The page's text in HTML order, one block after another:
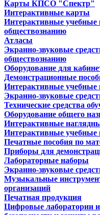
Карты КПСО "Спектр"
Интерактивные карты
Интерактивные учебные
обществознанию
Атласы
Экранно-звуковые
обществознанию
Оборудование для
Демонстрационные
Интерактивные учебные
Экранно-звуковые
Технические средства
Оборудование общего
Интерактивные
Интерактивные учебные
Печатные пособия по
Приборы для
Лабораторные наборы
Экранно-звуковые
Музыкальные
организаций
Печатная продукция
Цифровые лаборатории